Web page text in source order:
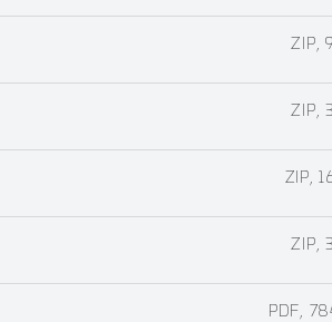
ZIP,
ZIP,
ZIP,
ZIP,
PDF,